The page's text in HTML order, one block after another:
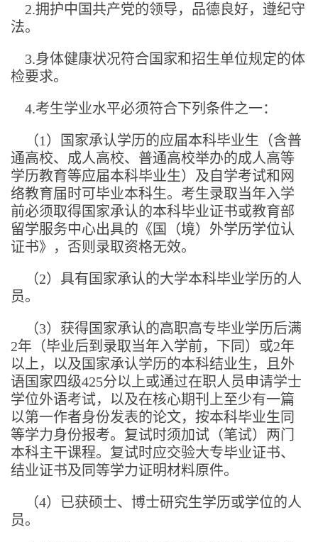
2.拥护中国共产党的领导，品德良好，遵纪守
法。
3.身体健康状况符合国家和招生单位规定的体
检要求。
4.考生学业水平必须符合下列条件之一：
（1）国家承认学历的应届本科毕业生（含普
通高校、成人高校、普通高校举办的成人高等
学历教育等应届本科毕业生）及自学考试和网
络教育届时可毕业本科生。考生录取当年入学
前必须取得国家承认的本科毕业证书或教育部
留学服务中心出具的《国（境）外学历学位认
证书》，否则录取资格无效。
（2）具有国家承认的大学本科毕业学历的人
员。
（3）获得国家承认的高职高专毕业学历后满
2年（毕业后到录取当年入学前，下同）或2年
以上，以及国家承认学历的本科结业生，且外
语国家四级425分以上或通过在职人员申请学士
学位外语考试，以及在核心期刊上至少有一篇
以第一作者身份发表的论文，按本科毕业生同
等学力身份报考。复试时须加试（笔试）两门
本科主干课程。复试时应交验大专毕业证书、
结业证书及同等学力证明材料原件。
（4）已获硕士、博士研究生学历或学位的人
员。